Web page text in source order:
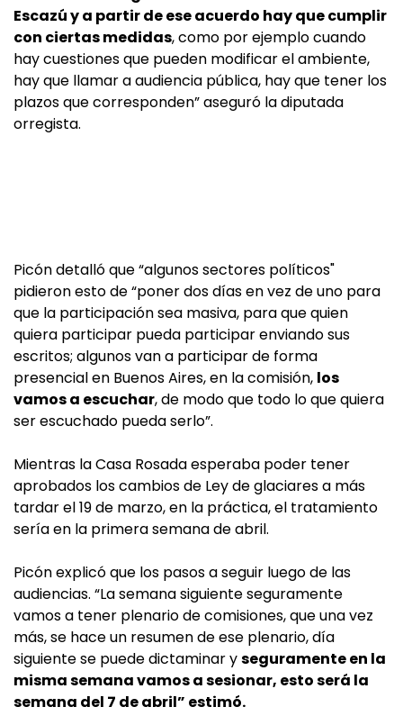
Escazú y a partir de ese acuerdo hay que cumplir
con ciertas medidas, como por ejemplo cuando
hay cuestiones que pueden modificar el ambiente,
hay que llamar a audiencia pública, hay que tener los
plazos que corresponden” aseguró la diputada
orregista.
Picón detalló que “algunos sectores políticos"
pidieron esto de “poner dos días en vez de uno para
que la participación sea masiva, para que quien
quiera participar pueda participar enviando sus
escritos; algunos van a participar de forma
presencial en Buenos Aires, en la comisión, los
vamos a escuchar, de modo que todo lo que quiera
ser escuchado pueda serlo”.
Mientras la Casa Rosada esperaba poder tener
aprobados los cambios de Ley de glaciares a más
tardar el 19 de marzo, en la práctica, el tratamiento
sería en la primera semana de abril.
Picón explicó que los pasos a seguir luego de las
audiencias. “La semana siguiente seguramente
vamos a tener plenario de comisiones, que una vez
más, se hace un resumen de ese plenario, día
siguiente se puede dictaminar yseguramente en la
misma semana vamos a sesionar, esto será la
semana del 7 de abril” estimó.